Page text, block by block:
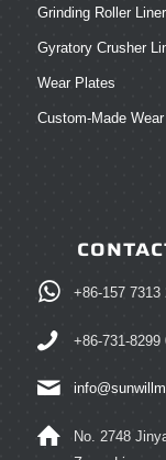
Grinding Roller
Gyratory Crusher
Wear Plates
Custom-Made
+86-157 7313
+86-731-8299
No. 2748